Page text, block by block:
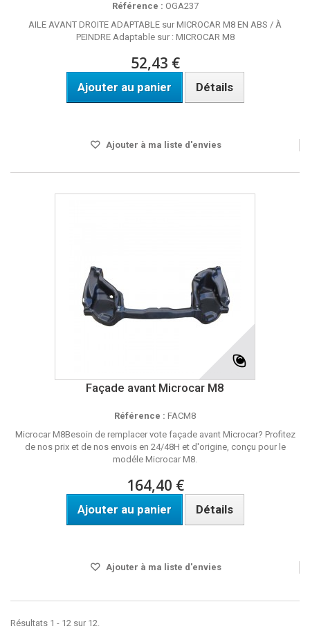
Référence : OGA237
AILE AVANT DROITE ADAPTABLE sur MICROCAR M8 EN ABS / À
PEINDRE Adaptable sur : MICROCAR M8
52,43 €
Ajouter au panier Détails
Ajouter à ma liste d'envies
Façade avant Microcar M8
Référence : FACM8
Microcar M8Besoin de remplacer vote façade avant Microcar? Profitez
de nos prix et de nos envois en 24/48H et d'origine, conçu pour le
modéle Microcar M8.
164,40 €
Ajouter au panier Détails
Ajouter à ma liste d'envies
Résultats 1 - 12 sur 12.